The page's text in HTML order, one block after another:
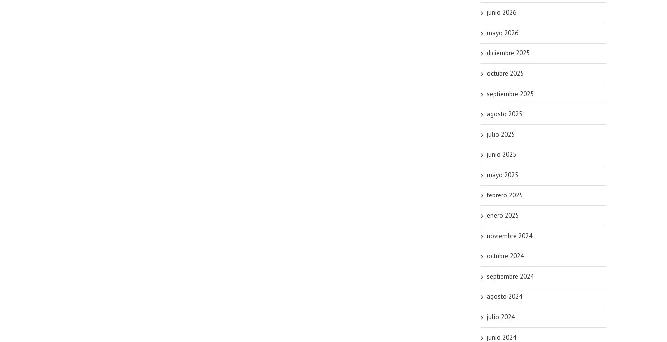
junio 2026
mayo 2026
diciembre 2025
octubre 2025
septiembre 2025
agosto 2025
julio 2025
junio 2025
mayo 2025
febrero 2025
enero 2025
noviembre 2024
octubre 2024
septiembre 2024
agosto 2024
julio 2024
junio 2024